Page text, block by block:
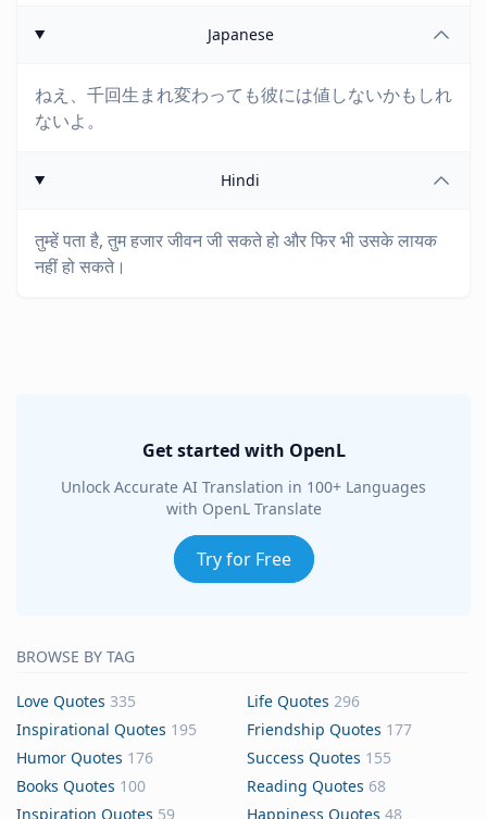
Japanese
ねえ、千回生まれ変わっても彼には値しないかもしれ
ないよ。
Hindi
तुम्हें पता है, तुम हजार जीवन जी सकते हो और फिर भी उसके लायक
नहीं हो सकते।
Get started with OpenL
Unlock Accurate AI Translation in 100+ Languages
with OpenL Translate
Try for Free
BROWSE BY TAG
Love Quotes 335 Life Quotes 296
Inspirational Quotes 195 Friendship Quotes 177
Humor Quotes 176 Success Quotes 155
Books Quotes 100 Reading Quotes 68
Inspiration Quotes 59 Happiness Quotes 48